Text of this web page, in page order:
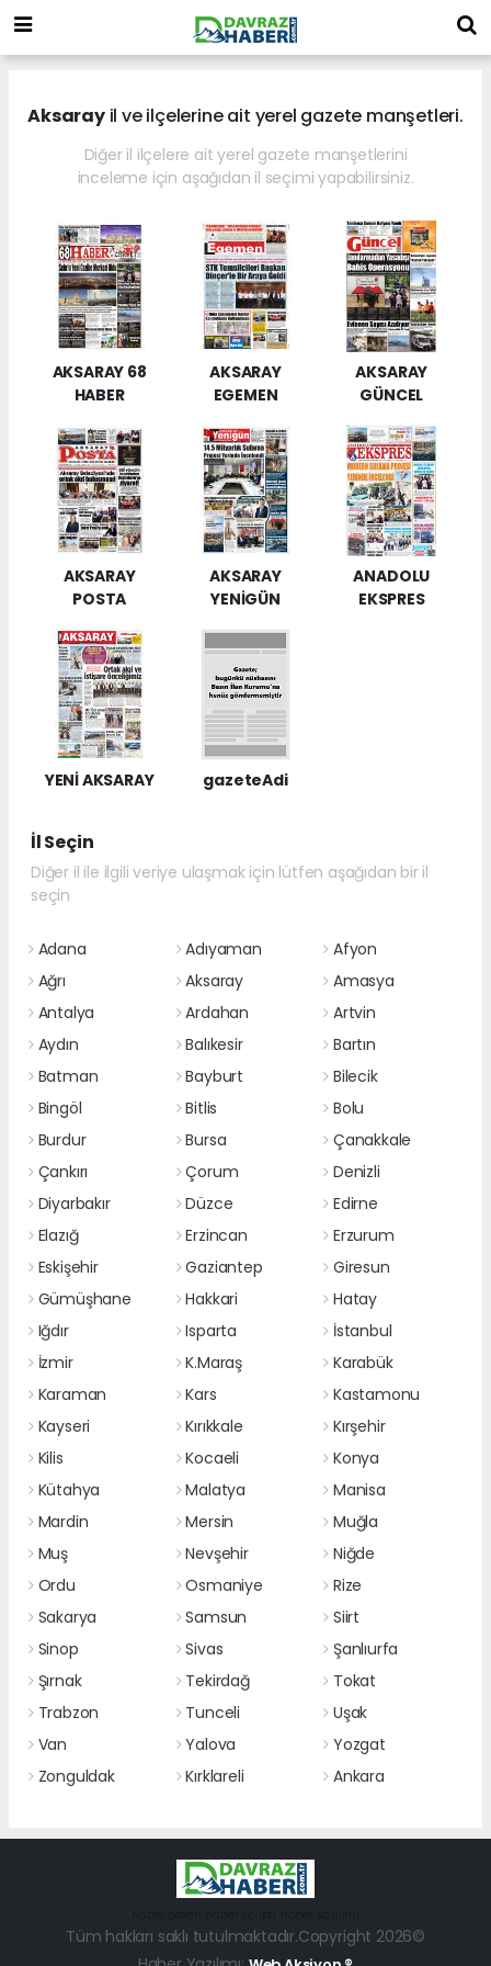
Aksarayil ve ilçelerine ait yerel gazete manşetleri.
Diğer il ilçelere ait yerel gazete manşetlerini
inceleme için aşağıdan il seçimi yapabilirsiniz.
AKSARAY 68
HABER
AKSARAY
EGEMEN
AKSARAY
GÜNCEL
AKSARAY
POSTA
AKSARAY
YENİGÜN
ANADOLU
EKSPRES
YENİ AKSARAY gazeteAdi
İl Seçin
Diğer il ile ilgili veriye ulaşmak için lütfen aşağıdan bir il
seçin
Adana Adıyaman
Afyon
Ağrı
Aksaray
Amasya
Antalya
Ardahan
Artvin
Aydın
Balıkesir
Bartın
Batman
Bayburt
Bilecik
Bingöl
Bitlis
Bolu
Burdur
Bursa
Çanakkale
Çankırı
Çorum
Denizli
Diyarbakır
Düzce
Edirne
Elazığ
Erzincan
Erzurum
Eskişehir
Gaziantep
Giresun
Gümüşhane
Hakkari
Hatay
Iğdır
Isparta
İstanbul
İzmir
K.Maraş
Karabük
Karaman
Kars
Kastamonu
Kayseri
Kırıkkale
Kırşehir
Kilis
Kocaeli
Konya
Kütahya
Malatya
Manisa
Mardin
Mersin
Muğla
Muş
Nevşehir
Niğde
Ordu
Osmaniye
Rize
Sakarya
Samsun
Siirt
Sinop
Sivas
Şanlıurfa
Şırnak
Tekirdağ
Tokat
Trabzon
Tunceli
Uşak
Van
Yalova
Yozgat
Zonguldak
Kırklareli Ankara
Tüm hakları saklı tutulmaktadır.Copyright 2026©